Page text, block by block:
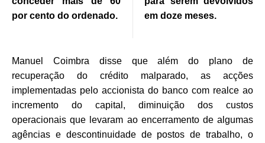
por cento do ordenado.
em doze meses.
Manuel Coimbra disse que além do plano de
recuperação do crédito malparado, as acções
implementadas pelo accionista do banco com realce ao
incremento do capital, diminuição dos custos
operacionais que levaram ao encerramento de algumas
agências e descontinuidade de postos de trabalho, o